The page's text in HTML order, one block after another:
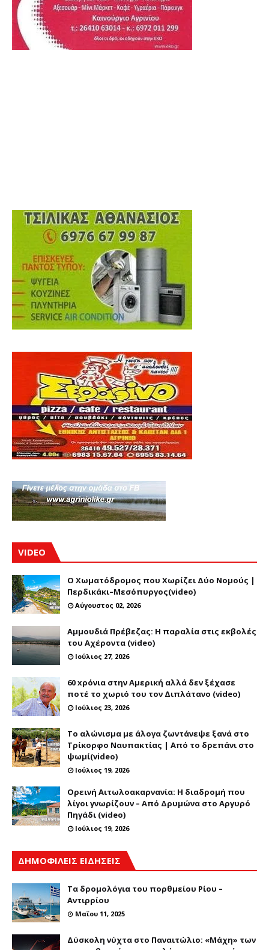
VIDEO
Ο Χωματόδρομος που Χωρίζει Δύο Νομούς |
Περδικάκι–Μεσόπυργος(video)
Αύγουστος 02, 2026
Αμμουδιά Πρέβεζας: Η παραλία στις εκβολές
του Αχέροντα (video)
Ιούλιος 27, 2026
60 xρόνια στην Αμερική αλλά δεν ξέχασε
ποτέ το χωριό του τον Διπλάτανο (video)
Ιούλιος 23, 2026
Το αλώνισμα με άλογα ζωντάνεψε ξανά στο
Τρίκορφο Ναυπακτίας | Από το δρεπάνι στο
ψωμί(video)
Ιούλιος 19, 2026
Ορεινή Αιτωλοακαρνανία: Η διαδρομή που
λίγοι γνωρίζουν – Από Δρυμώνα στο Αργυρό
Πηγάδι (video)
Ιούλιος 19, 2026
ΔΗΜΟΦΙΛΕΙΣ ΕΙΔΗΣΕΙΣ
Τα δρομολόγια του πορθμείου Ρίου –
Αντιρρίου
Μαΐου 11, 2025
Δύσκολη νύχτα στο Παναιτώλιο: «Μάχη» των